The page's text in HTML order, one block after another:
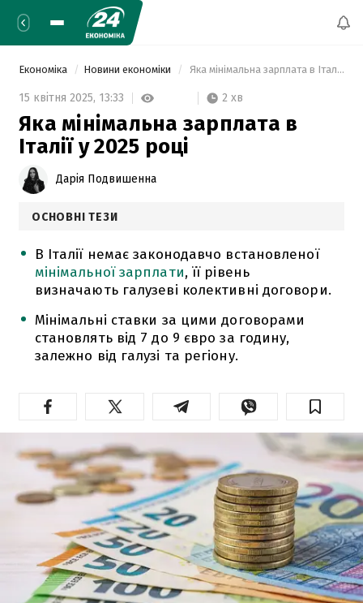
Економіка Новини економіки Яка мінімальна зарплата в Італії у 2025 році
15 квітня 2025, 13:33 2 хв
Яка мінімальна зарплата в
Італії у 2025 році
Дарія Подвишенна
ОСНОВНІ ТЕЗИ
В Італії немає законодавчо встановленої
мінімальної зарплати, її рівень
визначають галузеві колективні договори.
Мінімальні ставки за цими договорами
становлять від 7 до 9 євро за годину,
залежно від галузі та регіону.